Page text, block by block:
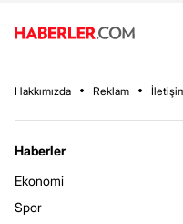
Hakkımızda Reklam
Haberler
Ekonomi
Spor